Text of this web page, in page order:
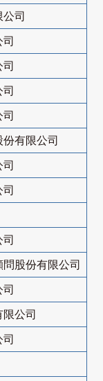
司
有限公司
股份有限公司
公司